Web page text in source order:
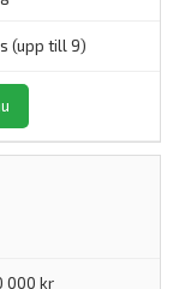
(upp till 9)
000 kr